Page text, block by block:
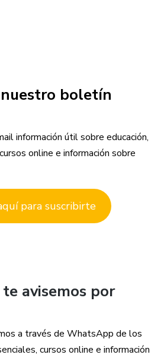
boletín
información útil sobre educación,
online e información sobre
para suscribirte
avisemos por
a través de WhatsApp de los
cursos online e información